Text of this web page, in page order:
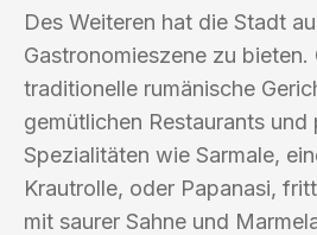
Des Weiteren hat die Stadt
Gastronomieszene zu
traditionelle rumänische
gemütlichen Restaurants
Spezialitäten wie Sarmale,
Krautrolle, oder Papanasi,
mit saurer Sahne und